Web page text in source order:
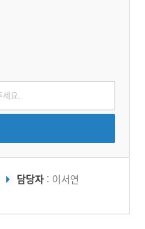
담당자 : 이서연